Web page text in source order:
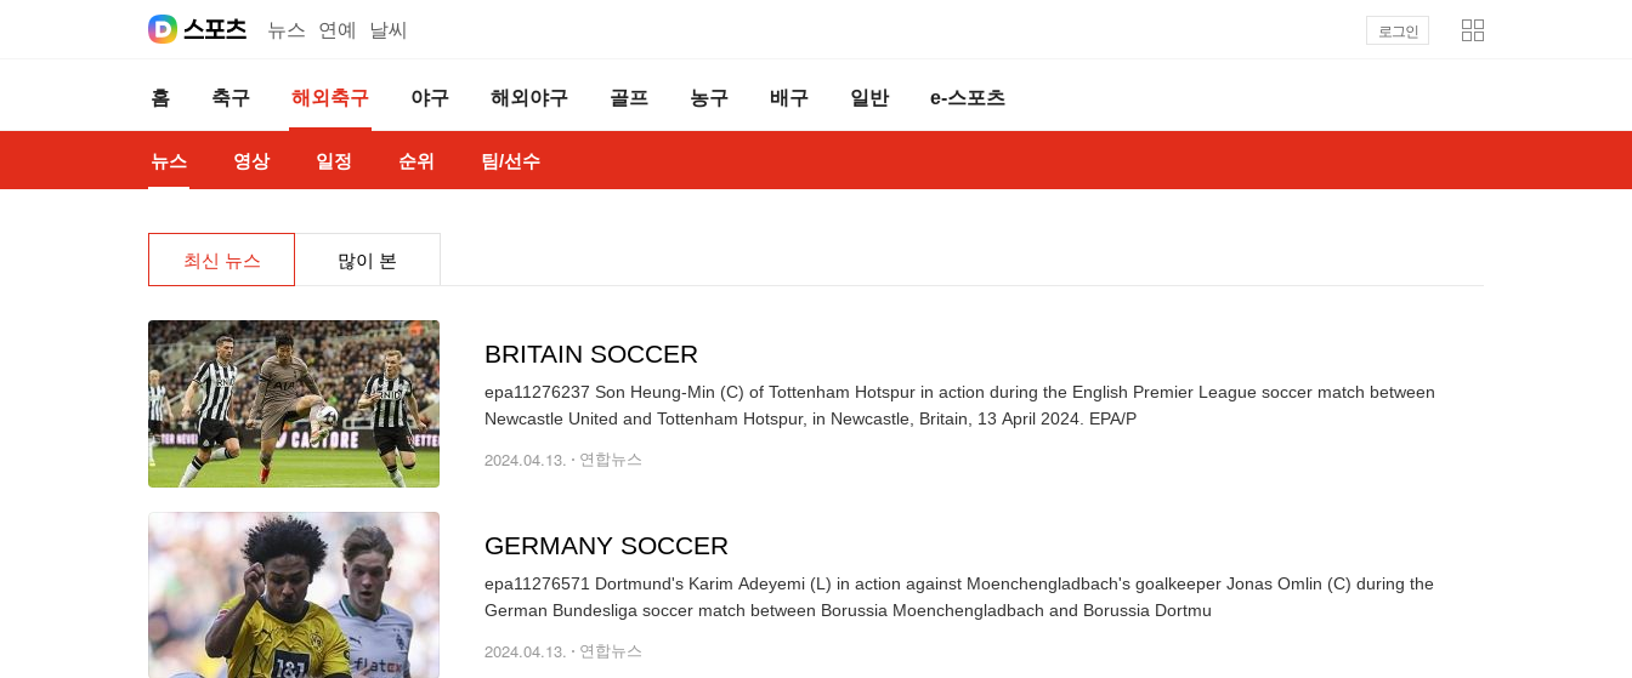
뉴스 연예 날씨 로그인
홈 축구 해외축구 야구 해외야구 골프 농구 배구 일반 e-스포츠
뉴스 영상 일정 순위 팀/선수
최신 뉴스 많이 본
BRITAIN SOCCER
epa11276237 Son Heung-Min (C) of Tottenham Hotspur in action during the English Premier League soccer match between
Newcastle United and Tottenham Hotspur, in Newcastle, Britain, 13 April 2024. EPA/P
2024.04.13. 연합뉴스
GERMANY SOCCER
epa11276571 Dortmund's Karim Adeyemi (L) in action against Moenchengladbach's goalkeeper Jonas Omlin (C) during the
German Bundesliga soccer match between Borussia Moenchengladbach and Borussia Dortmu
2024.04.13. 연합뉴스